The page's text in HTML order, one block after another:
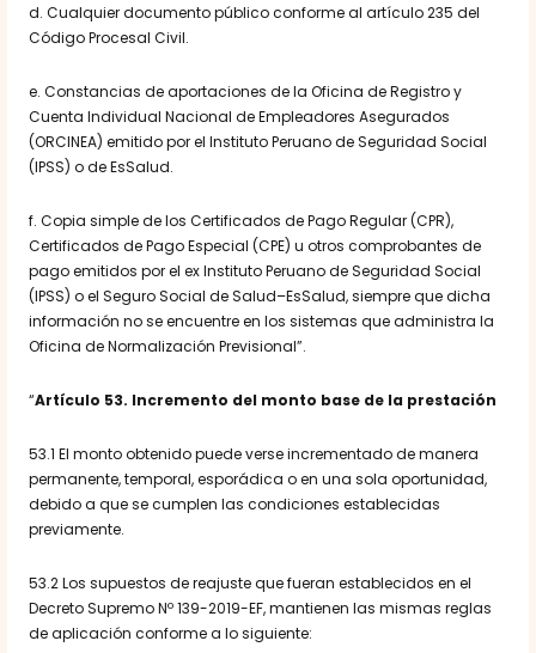
d. Cualquier documento público conforme al artículo 235 del
Código Procesal Civil.
e. Constancias de aportaciones de la Oficina de Registro y
Cuenta Individual Nacional de Empleadores Asegurados
(ORCINEA) emitido por el Instituto Peruano de Seguridad Social
(IPSS) o de EsSalud.
f. Copia simple de los Certificados de Pago Regular (CPR),
Certificados de Pago Especial (CPE) u otros comprobantes de
pago emitidos por el ex Instituto Peruano de Seguridad Social
(IPSS) o el Seguro Social de Salud–EsSalud, siempre que dicha
información no se encuentre en los sistemas que administra la
Oficina de Normalización Previsional”.
“Artículo 53. Incremento del monto base de la prestación
53.1 El monto obtenido puede verse incrementado de manera
permanente, temporal, esporádica o en una sola oportunidad,
debido a que se cumplen las condiciones establecidas
previamente.
53.2 Los supuestos de reajuste que fueran establecidos en el
Decreto Supremo Nº 139-2019-EF, mantienen las mismas reglas
de aplicación conforme a lo siguiente: